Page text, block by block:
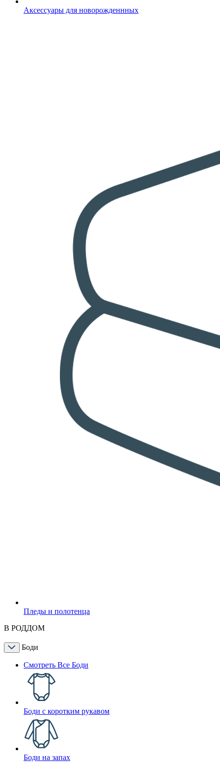
Аксессуары для новорожденнных
Пледы и полотенца
В РОДДОМ
Боди
Смотреть Все Боди
Боди с коротким рукавом
Боди на запах